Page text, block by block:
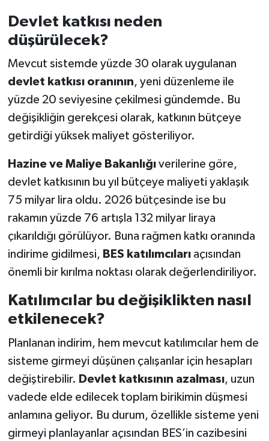
Devlet katkısı neden
düşürülecek?
Mevcut sistemde yüzde 30 olarak uygulanan
devlet katkısı oranının, yeni düzenleme ile
yüzde 20 seviyesine çekilmesi gündemde. Bu
değişikliğin gerekçesi olarak, katkının bütçeye
getirdiği yüksek maliyet gösteriliyor.
Hazine ve Maliye Bakanlığıverilerine göre,
devlet katkısının bu yıl bütçeye maliyeti yaklaşık
75 milyar lira oldu. 2026 bütçesinde ise bu
rakamın yüzde 76 artışla 132 milyar liraya
çıkarıldığı görülüyor. Buna rağmen katkı oranında
indirime gidilmesi, BES katılımcılarıaçısından
önemli bir kırılma noktası olarak değerlendiriliyor.
Katılımcılar bu değişiklikten nasıl
etkilenecek?
Planlanan indirim, hem mevcut katılımcılar hem de
sisteme girmeyi düşünen çalışanlar için hesapları
değiştirebilir. Devlet katkısının azalması, uzun
vadede elde edilecek toplam birikimin düşmesi
anlamına geliyor. Bu durum, özellikle sisteme yeni
girmeyi planlayanlar açısından BES’in cazibesini